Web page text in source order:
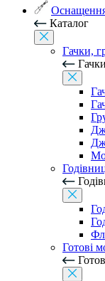
Каталог
Гачки,
Готові